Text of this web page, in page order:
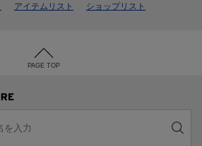
アイテムリスト ショップリスト
PAGE TOP